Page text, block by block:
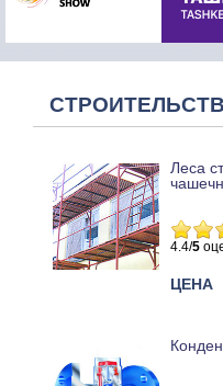
Леса
4.4/5
ЦЕНА